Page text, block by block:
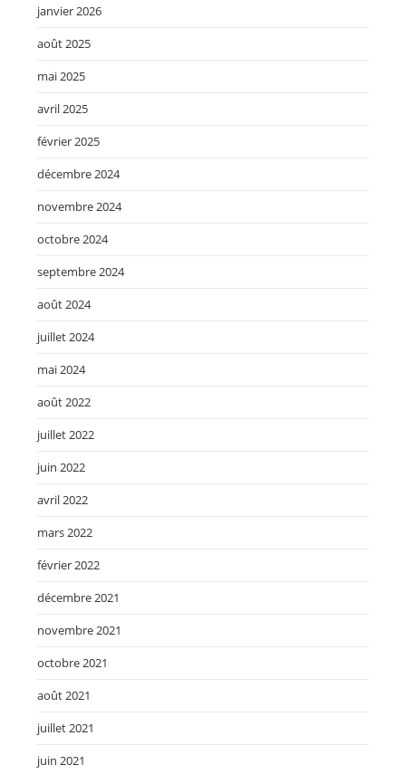
janvier 2026
août 2025
mai 2025
avril 2025
février 2025
décembre 2024
novembre 2024
octobre 2024
septembre 2024
août 2024
juillet 2024
mai 2024
août 2022
juillet 2022
juin 2022
avril 2022
mars 2022
février 2022
décembre 2021
novembre 2021
octobre 2021
août 2021
juillet 2021
juin 2021